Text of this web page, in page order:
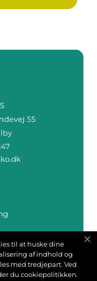
til at huske dine
af indhold og
med tredjepart. Ved
du cookiepolitikken.